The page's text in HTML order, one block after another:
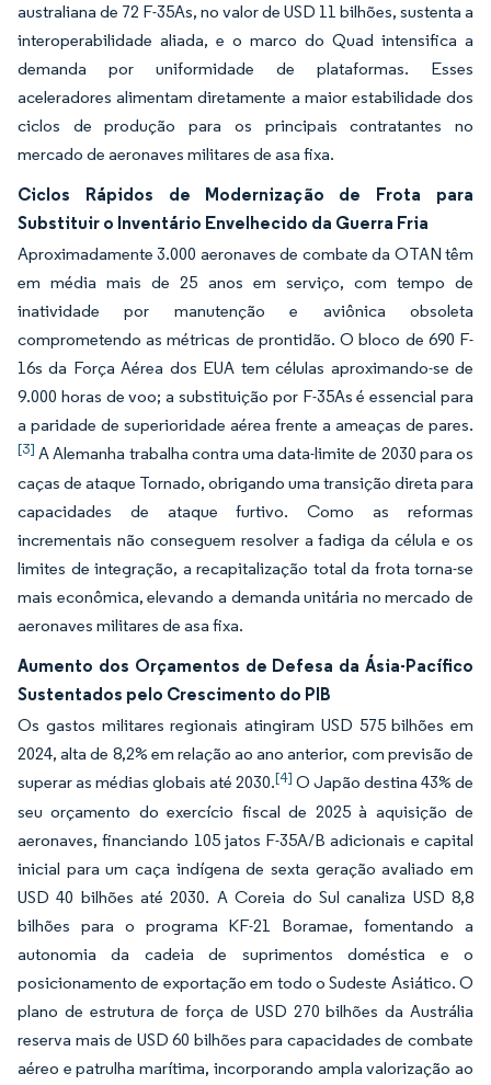
australiana de 72 F-35As, no valor de USD 11 bilhões, sustenta a
interoperabilidade aliada, e o marco do Quad intensifica a
demanda por uniformidade de plataformas. Esses
aceleradores alimentam diretamente a maior estabilidade dos
ciclos de produção para os principais contratantes no
mercado de aeronaves militares de asa fixa.
Ciclos Rápidos de Modernização de Frota para
Substituir o Inventário Envelhecido da Guerra Fria
Aproximadamente 3.000 aeronaves de combate da OTAN têm
em média mais de 25 anos em serviço, com tempo de
inatividade por manutenção e aviônica obsoleta
comprometendo as métricas de prontidão. O bloco de 690 F-
16s da Força Aérea dos EUA tem células aproximando-se de
9.000 horas de voo; a substituição por F-35As é essencial para
a paridade de superioridade aérea frente a ameaças de pares.
[3] A Alemanha trabalha contra uma data-limite de 2030 para os
caças de ataque Tornado, obrigando uma transição direta para
capacidades de ataque furtivo. Como as reformas
incrementais não conseguem resolver a fadiga da célula e os
limites de integração, a recapitalização total da frota torna-se
mais econômica, elevando a demanda unitária no mercado de
aeronaves militares de asa fixa.
Aumento dos Orçamentos de Defesa da Ásia-Pacífico
Sustentados pelo Crescimento do PIB
Os gastos militares regionais atingiram USD 575 bilhões em
2024, alta de 8,2% em relação ao ano anterior, com previsão de
superar as médias globais até 2030.[4] O Japão destina 43% de
seu orçamento do exercício fiscal de 2025 à aquisição de
aeronaves, financiando 105 jatos F-35A/B adicionais e capital
inicial para um caça indígena de sexta geração avaliado em
USD 40 bilhões até 2030. A Coreia do Sul canaliza USD 8,8
bilhões para o programa KF-21 Boramae, fomentando a
autonomia da cadeia de suprimentos doméstica e o
posicionamento de exportação em todo o Sudeste Asiático. O
plano de estrutura de força de USD 270 bilhões da Austrália
reserva mais de USD 60 bilhões para capacidades de combate
aéreo e patrulha marítima, incorporando ampla valorização ao